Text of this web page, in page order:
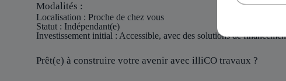
Modalités :
Localisation : Proche de chez vous
Statut : Indépendant(e)
Investissement initial : Accessible, avec des solutions de
Prêt(e) à construire votre avenir avec illiCO travaux ?